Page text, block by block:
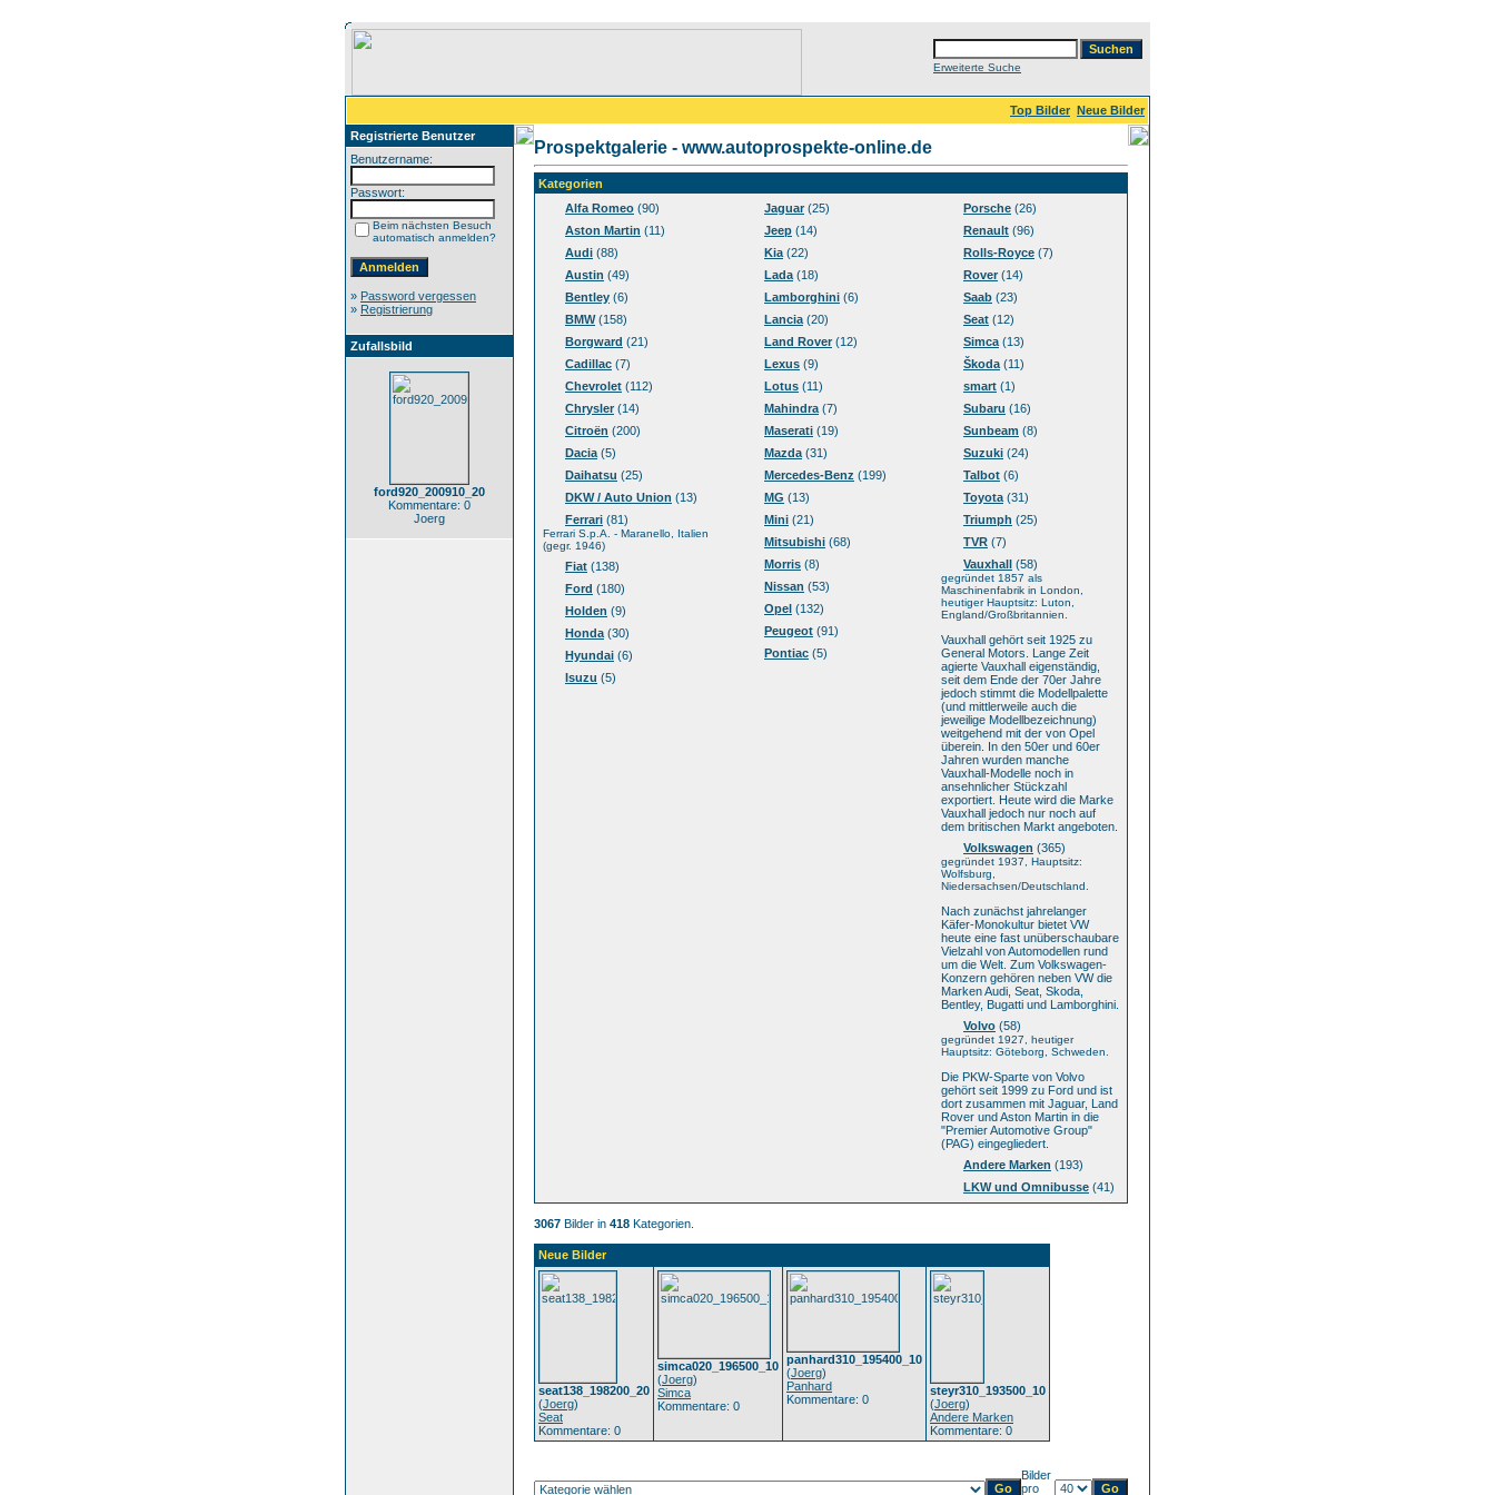
Erweiterte Suche
Top Bilder Neue Bilder
Registrierte Benutzer
Benutzername:
Passwort:
Beim nächsten Besuch
automatisch anmelden?
» Password vergessen
» Registrierung
Zufallsbild
ford920_200910_20
Kommentare: 0
Joerg
Prospektgalerie - www.autoprospekte-online.de
Kategorien
Alfa Romeo (90)
Aston Martin (11)
Audi (88)
Austin (49)
Bentley (6)
BMW(158)
Borgward (21)
Cadillac (7)
Chevrolet (112)
Chrysler(14)
Citroën (200)
Dacia (5)
Daihatsu (25)
DKW / Auto Union (13)
Ferrari (81)
Ferrari S.p.A. - Maranello, Italien
(gegr. 1946)
Fiat (138)
Ford (180)
Holden (9)
Honda (30)
Hyundai (6)
Isuzu (5)
Jaguar(25)
Jeep (14)
Kia (22)
Lada (18)
Lamborghini (6)
Lancia (20)
Land Rover(12)
Lexus (9)
Lotus (11)
Mahindra (7)
Maserati (19)
Mazda (31)
Mercedes-Benz (199)
MG (13)
Mini (21)
Mitsubishi (68)
Morris (8)
Nissan (53)
Opel (132)
Peugeot (91)
Pontiac (5)
Porsche (26)
Renault (96)
Rolls-Royce (7)
Rover(14)
Saab (23)
Seat (12)
Simca (13)
Škoda (11)
smart (1)
Subaru (16)
Sunbeam (8)
Suzuki (24)
Talbot (6)
Toyota (31)
Triumph (25)
TVR (7)
Vauxhall (58)
gegründet 1857 als
Maschinenfabrik in London,
heutiger Hauptsitz: Luton,
England/Großbritannien.
Vauxhall gehört seit 1925 zu
General Motors. Lange Zeit
agierte Vauxhall eigenständig,
seit dem Ende der 70er Jahre
jedoch stimmt die Modellpalette
(und mittlerweile auch die
jeweilige Modellbezeichnung)
weitgehend mit der von Opel
überein. In den 50er und 60er
Jahren wurden manche
Vauxhall-Modelle noch in
ansehnlicher Stückzahl
exportiert. Heute wird die Marke
Vauxhall jedoch nur noch auf
dem britischen Markt angeboten.
Volkswagen (365)
gegründet 1937, Hauptsitz:
Wolfsburg,
Niedersachsen/Deutschland.
Nach zunächst jahrelanger
Käfer-Monokultur bietet VW
heute eine fast unüberschaubare
Vielzahl von Automodellen rund
um die Welt. Zum Volkswagen-
Konzern gehören neben VW die
Marken Audi, Seat, Skoda,
Bentley, Bugatti und Lamborghini.
Volvo (58)
gegründet 1927, heutiger
Hauptsitz: Göteborg, Schweden.
Die PKW-Sparte von Volvo
gehört seit 1999 zu Ford und ist
dort zusammen mit Jaguar, Land
Rover und Aston Martin in die
"Premier Automotive Group"
(PAG) eingegliedert.
Andere Marken (193)
LKW und Omnibusse (41)
3067 Bilder in 418 Kategorien.
Neue Bilder
seat138_198200_20
(Joerg)
Seat
Kommentare: 0
simca020_196500_10
(Joerg)
Simca
Kommentare: 0
panhard310_195400_10
(Joerg)
Panhard
Kommentare: 0
steyr310_193500_10
(Joerg)
Andere Marken
Kommentare: 0
Bilder
pro